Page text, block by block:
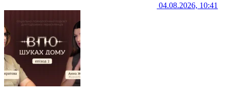
04.08.2026, 10:41